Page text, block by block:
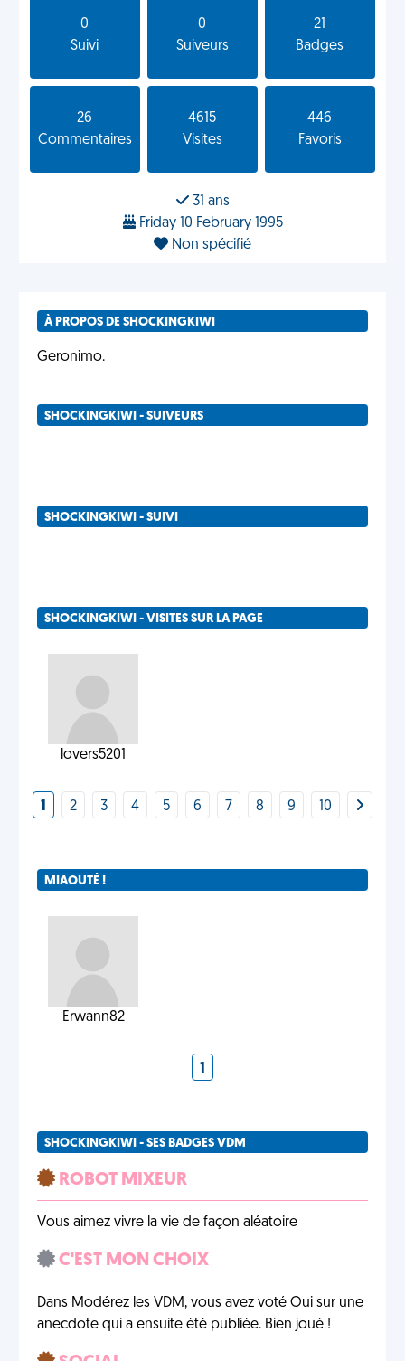
0
Suivi
0
Suiveurs
21
Badges
26
Commentaires
4615
Visites
446
Favoris
31 ans
Friday 10 February 1995
Non spécifié
À PROPOS DE SHOCKINGKIWI
Geronimo.
SHOCKINGKIWI - SUIVEURS
SHOCKINGKIWI - SUIVI
SHOCKINGKIWI - VISITES SUR LA PAGE
lovers5201
1 2 3 4 5 6 7 8 9 10
MIAOUTÉ !
Erwann82
1
SHOCKINGKIWI - SES BADGES VDM
ROBOT MIXEUR
Vous aimez vivre la vie de façon aléatoire
C'EST MON CHOIX
Dans Modérez les VDM, vous avez voté Oui sur une
anecdote qui a ensuite été publiée. Bien joué !